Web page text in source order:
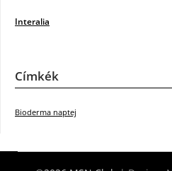
Interalia
Címkék
Bioderma naptej